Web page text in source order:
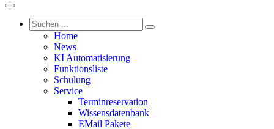
Home
News
KI Automatisierung
Funktionsliste
Schulung
Service
Terminreservation
Wissensdatenbank
EMail Pakete